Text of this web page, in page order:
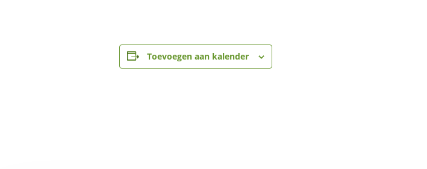
Toevoegen aan kalender